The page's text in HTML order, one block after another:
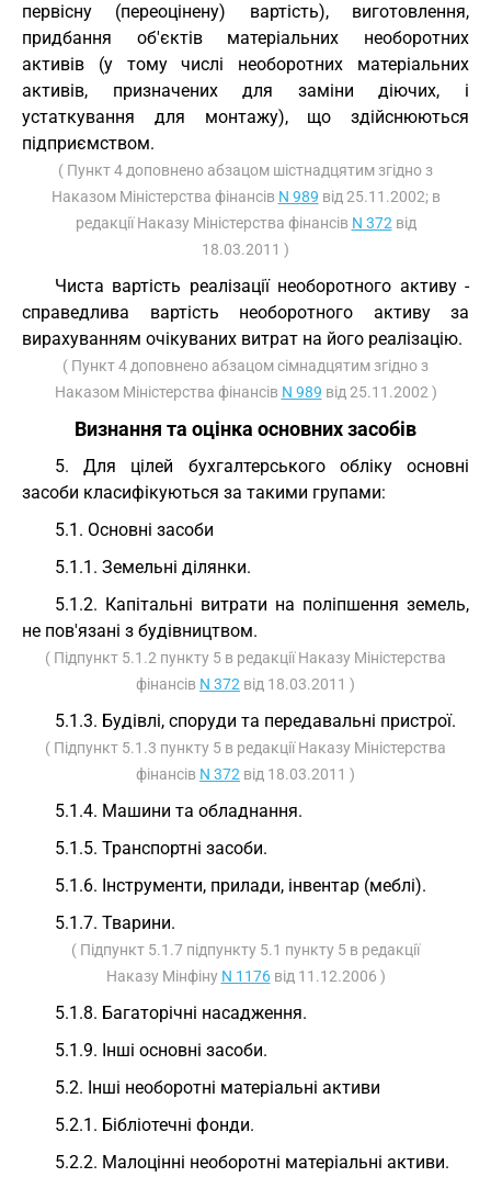
первісну (переоцінену) вартість), виготовлення,
придбання об'єктів матеріальних необоротних
активів (у тому числі необоротних матеріальних
активів, призначених для заміни діючих, і
устаткування для монтажу), що здійснюються
підприємством.
( Пункт 4 доповнено абзацом шістнадцятим згідно з
Наказом Міністерства фінансів N 989 від 25.11.2002; в
редакції Наказу Міністерства фінансів N 372 від
18.03.2011 )
Чиста вартість реалізації необоротного активу -
справедлива вартість необоротного активу за
вирахуванням очікуваних витрат на його реалізацію.
( Пункт 4 доповнено абзацом сімнадцятим згідно з
Наказом Міністерства фінансів N 989 від 25.11.2002 )
Визнання та оцінка основних засобів
5. Для цілей бухгалтерського обліку основні
засоби класифікуються за такими групами:
5.1. Основні засоби
5.1.1. Земельні ділянки.
5.1.2. Капітальні витрати на поліпшення земель,
не пов'язані з будівництвом.
( Підпункт 5.1.2 пункту 5 в редакції Наказу Міністерства
фінансів N 372 від 18.03.2011 )
5.1.3. Будівлі, споруди та передавальні пристрої.
( Підпункт 5.1.3 пункту 5 в редакції Наказу Міністерства
фінансів N 372 від 18.03.2011 )
5.1.4. Машини та обладнання.
5.1.5. Транспортні засоби.
5.1.6. Інструменти, прилади, інвентар (меблі).
5.1.7. Тварини.
( Підпункт 5.1.7 підпункту 5.1 пункту 5 в редакції
Наказу Мінфіну N 1176від 11.12.2006 )
5.1.8. Багаторічні насадження.
5.1.9. Інші основні засоби.
5.2. Інші необоротні матеріальні активи
5.2.1. Бібліотечні фонди.
5.2.2. Малоцінні необоротні матеріальні активи.